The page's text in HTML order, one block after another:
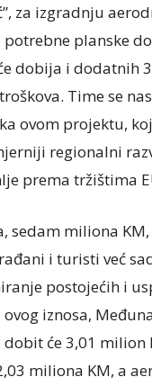
za izgradnju
planske
dobija i dodatnih
Time se
ovom projektu,
regionalni
prema tržištima
sedam miliona
i turisti već
postojećih i
iznosa,
će 3,01 milion
miliona KM, a